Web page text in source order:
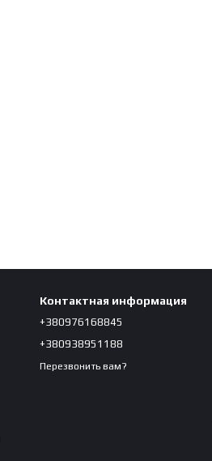
Контактная информация
+380976168845
+380938951188
Перезвонить вам?